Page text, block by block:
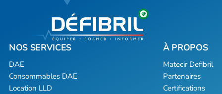
DAE
Consommables DAE
Location LLD
Matecir Defibril
Partenaires
Certifications